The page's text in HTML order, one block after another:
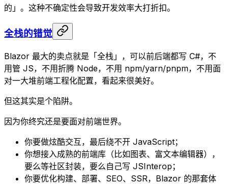
的」。这种不确定性会导致开发效率大打折扣。
全栈的错觉
Blazor 最大的卖点就是「全栈」，可以前后端都写 C#，不
用管 JS，不用折腾 Node，不用 npm/yarn/pnpm，不用面
对一大堆前端工程化配置，看起来很美好。
但这其实是个陷阱。
因为你终究还是要面对前端世界。
你要做炫酷交互，最后绕不开 JavaScript；
你想接入成熟的前端库（比如图表、富文本编辑器），
要么等社区封装，要么自己写 JSInterop；
你要优化构建、部署、SEO、SSR，Blazor 的那套体